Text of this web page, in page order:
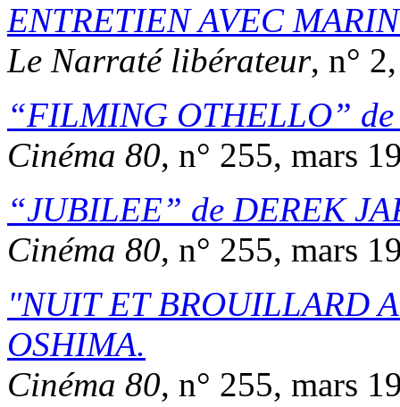
ENTRETIEN AVEC
Le Narraté libérateur, n°
FILMING OTHELLO
Cinéma 80, n° 255, mars
JUBILEE
de DEREK
Cinéma 80, n° 255, mars
NUIT ET BROUILLARD
OSHIMA.
Cinéma 80, n° 255, mars